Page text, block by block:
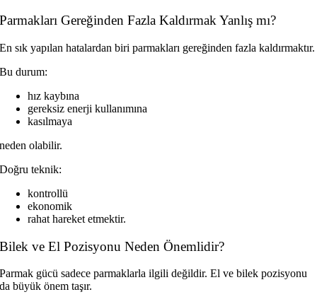
Parmakları Gereğinden Fazla Kaldırmak Yanlış mı?
En sık yapılan hatalardan biri parmakları gereğinden fazla kaldırmaktır.
Bu durum:
hız kaybına
gereksiz enerji kullanımına
kasılmaya
neden olabilir.
Doğru teknik:
kontrollü
ekonomik
rahat hareket etmektir.
Bilek ve El Pozisyonu Neden Önemlidir?
Parmak gücü sadece parmaklarla ilgili değildir. El ve bilek pozisyonu
da büyük önem taşır.